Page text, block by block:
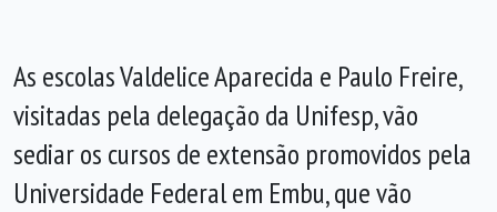
As escolas Valdelice Aparecida e Paulo Freire,
visitadas pela delegação da Unifesp, vão
sediar os cursos de extensão promovidos pela
Universidade Federal em Embu, que vão